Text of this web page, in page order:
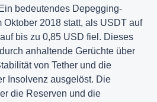
bedeutendes Depegging-
Oktober 2018 statt, als USDT auf
bis zu 0,85 USD fiel. Dieses
anhaltende Gerüchte über
von Tether und die
Insolvenz ausgelöst. Die
die Reserven und die